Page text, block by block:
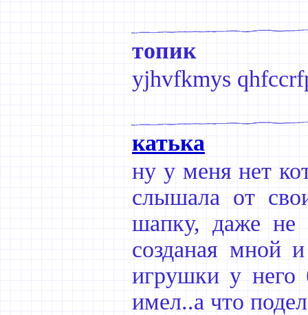
топик
yjhvfkmys
катька
ну у меня нет
слышала от
шапку, даже не
созданая мной
игрушки у
имел..а что